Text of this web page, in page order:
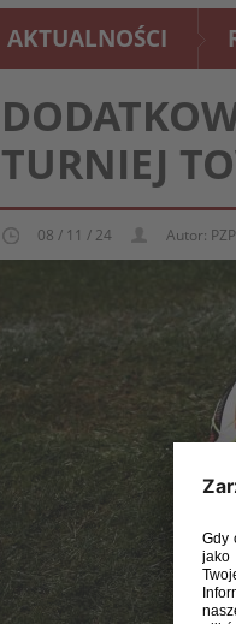
AKTUALNOŚCI
TURNIEJ
08 / 11 / 24 Autor: